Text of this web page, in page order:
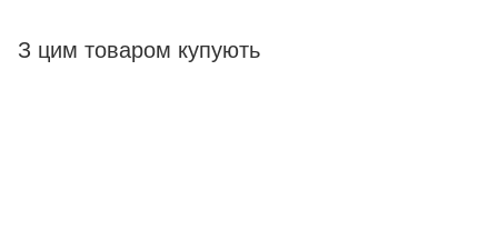
З цим товаром купують